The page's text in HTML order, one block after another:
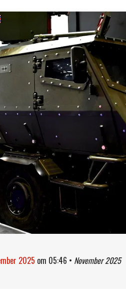
2025 om 05:46 • November 2025